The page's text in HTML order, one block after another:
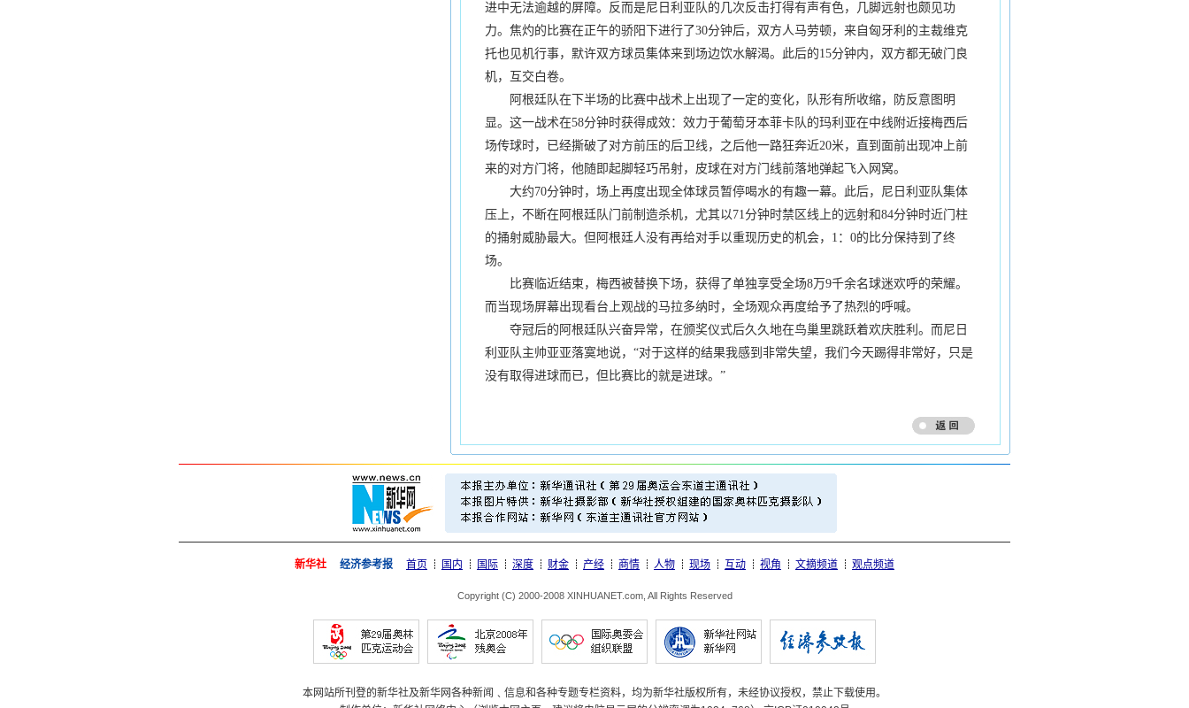
进中无法逾越的屏障。反而是尼日利亚队的几次反击打得有声有色，几脚远射也颇见功
力。焦灼的比赛在正午的骄阳下进行了30分钟后，双方人马劳顿，来自匈牙利的主裁维克
托也见机行事，默许双方球员集体来到场边饮水解渴。此后的15分钟内，双方都无破门良
机，互交白卷。
阿根廷队在下半场的比赛中战术上出现了一定的变化，队形有所收缩，防反意图明
显。这一战术在58分钟时获得成效：效力于葡萄牙本菲卡队的玛利亚在中线附近接梅西后
场传球时，已经撕破了对方前压的后卫线，之后他一路狂奔近20米，直到面前出现冲上前
来的对方门将，他随即起脚轻巧吊射，皮球在对方门线前落地弹起飞入网窝。
大约70分钟时，场上再度出现全体球员暂停喝水的有趣一幕。此后，尼日利亚队集体
压上，不断在阿根廷队门前制造杀机，尤其以71分钟时禁区线上的远射和84分钟时近门柱
的捅射威胁最大。但阿根廷人没有再给对手以重现历史的机会，1：0的比分保持到了终
场。
比赛临近结束，梅西被替换下场，获得了单独享受全场8万9千余名球迷欢呼的荣耀。
而当现场屏幕出现看台上观战的马拉多纳时，全场观众再度给予了热烈的呼喊。
夺冠后的阿根廷队兴奋异常，在颁奖仪式后久久地在鸟巢里跳跃着欢庆胜利。而尼日
利亚队主帅亚亚落寞地说，“对于这样的结果我感到非常失望，我们今天踢得非常好，只是
没有取得进球而已，但比赛比的就是进球。”
新华社 经济参考报 首页 国内 国际 深度 财金 产经 商情 人物 现场 互动 视角 文摘频道 观点频道
Copyright (C) 2000-2008 XINHUANET.com, All Rights Reserved
本网站所刊登的新华社及新华网各种新闻﹑信息和各种专题专栏资料，均为新华社版权所有，未经协议授权，禁止下载使用。